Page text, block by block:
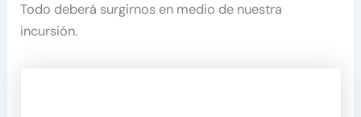
Todo deberá surgirnos en medio de nuestra
incursión.